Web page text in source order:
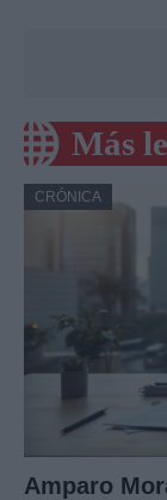
Más
CRÓNICA
Amparo